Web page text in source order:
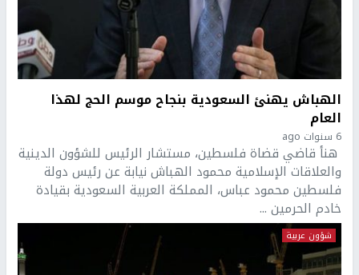
الهباش يهنئ السعودية بنجاح موسم الحج لهذا
العام
6 سنوات ago
هنأ قاضي قضاة فلسطين، مستشار الرئيس للشؤون الدينية
والعلاقات الإسلامية محمود الهباش نيابة عن رئيس دولة
فلسطين محمود عباس، المملكة العربية السعودية بقيادة
خادم الحرمين ...
شؤون عربية